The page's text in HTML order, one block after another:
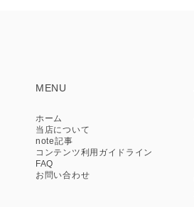
MENU
ホーム
当店について
note記事
コンテンツ利用ガイドライン
FAQ
お問い合わせ